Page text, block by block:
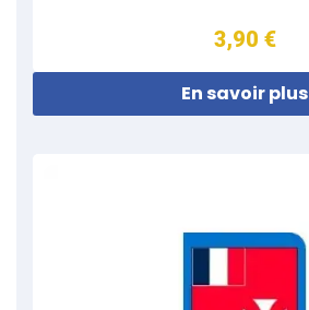
3,90 €
En savoir plus